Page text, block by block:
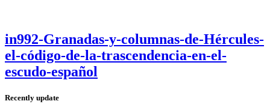
in992-Granadas-y-columnas-de-Hércules-
el-código-de-la-trascendencia-en-el-
escudo-español
Recently update